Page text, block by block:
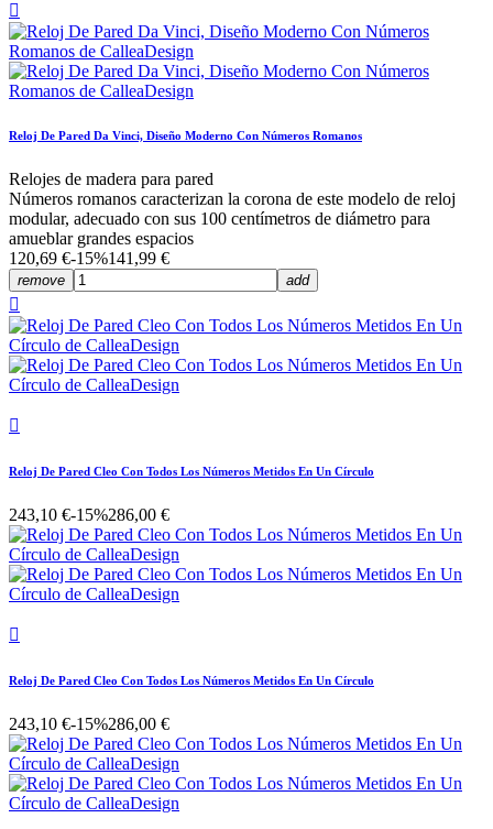

Reloj De Pared Da Vinci, Diseño Moderno Con Números Romanos
Relojes de madera para pared
Números romanos caracterizan la corona de este modelo de reloj
modular, adecuado con sus 100 centímetros de diámetro para
amueblar grandes espacios
120,69 €-15%141,99 €
remove add


Reloj De Pared Cleo Con Todos Los Números Metidos En Un Círculo
243,10 €-15%286,00 €

Reloj De Pared Cleo Con Todos Los Números Metidos En Un Círculo
243,10 €-15%286,00 €